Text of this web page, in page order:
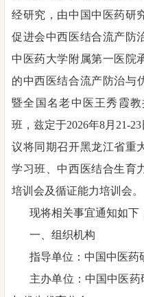
经研究，由中国中医药研
促进会中西医结合流产防
中医药大学附属第一医院
的中西医结合流产防治与
暨全国名老中医王秀霞
班，兹定于2026年8月21-
议将同期召开黑龙江省重
学习班、中西医结合生育
培训会及循证能力培训会。
现将相关事宜通知如下
一、组织机构
指导单位：中国中医药
主办单位：中国中医